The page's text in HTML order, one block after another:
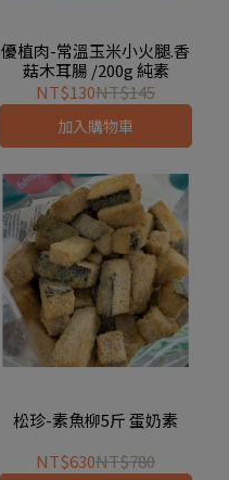
優植肉-常溫玉米小火腿.香
菇木耳腸 /200g 純素
NT$130NT$145
加入購物車
松珍-素魚柳5斤 蛋奶素
NT$630NT$780